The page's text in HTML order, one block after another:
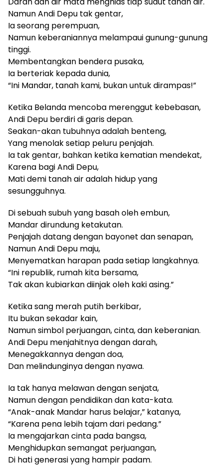
Namun Andi Depu tak gentar,
Ia seorang perempuan,
Namun keberaniannya melampaui gunung-gunung
tinggi.
Membentangkan bendera pusaka,
Ia berteriak kepada dunia,
“Ini Mandar, tanah kami, bukan untuk dirampas!”
Ketika Belanda mencoba merenggut kebebasan,
Andi Depu berdiri di garis depan.
Seakan-akan tubuhnya adalah benteng,
Yang menolak setiap peluru penjajah.
Ia tak gentar, bahkan ketika kematian mendekat,
Karena bagi Andi Depu,
Mati demi tanah air adalah hidup yang
sesungguhnya.
Di sebuah subuh yang basah oleh embun,
Mandar dirundung ketakutan.
Penjajah datang dengan bayonet dan senapan,
Namun Andi Depu maju,
Menyematkan harapan pada setiap langkahnya.
“Ini republik, rumah kita bersama,
Tak akan kubiarkan diinjak oleh kaki asing.”
Ketika sang merah putih berkibar,
Itu bukan sekadar kain,
Namun simbol perjuangan, cinta, dan keberanian.
Andi Depu menjahitnya dengan darah,
Menegakkannya dengan doa,
Dan melindunginya dengan nyawa.
Ia tak hanya melawan dengan senjata,
Namun dengan pendidikan dan kata-kata.
“Anak-anak Mandar harus belajar,” katanya,
“Karena pena lebih tajam dari pedang.”
Ia mengajarkan cinta pada bangsa,
Menghidupkan semangat perjuangan,
Di hati generasi yang hampir padam.